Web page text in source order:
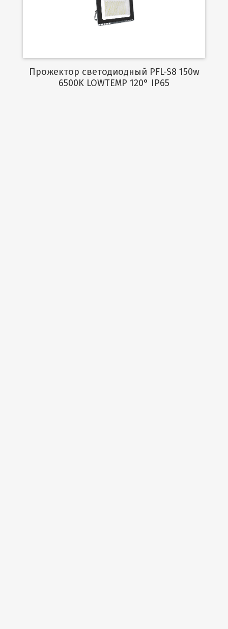
Подробнее
Прожектор светодиодный PFL-S8 150w
6500K LOWTEMP 120° IP65